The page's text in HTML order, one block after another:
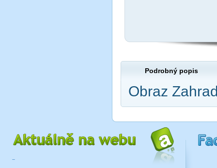
Podrobný popis
Obraz